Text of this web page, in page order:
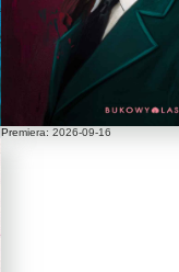
Premiera: 2026-09-16